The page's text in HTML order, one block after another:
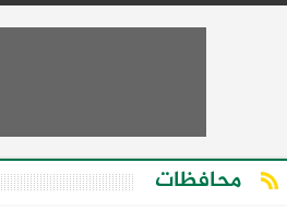
محافظات